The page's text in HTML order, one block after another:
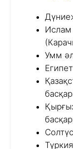
Ислам
Умм